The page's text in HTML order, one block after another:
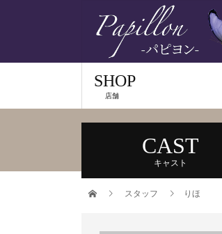
SHOP
店舗
CAST
キャスト
スタッフ りほ